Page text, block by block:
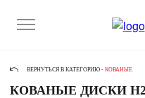
ВЕРНУТЬСЯ В КАТЕГОРИЮ - КОВАНЫЕ
КОВАНЫЕ ДИСКИ